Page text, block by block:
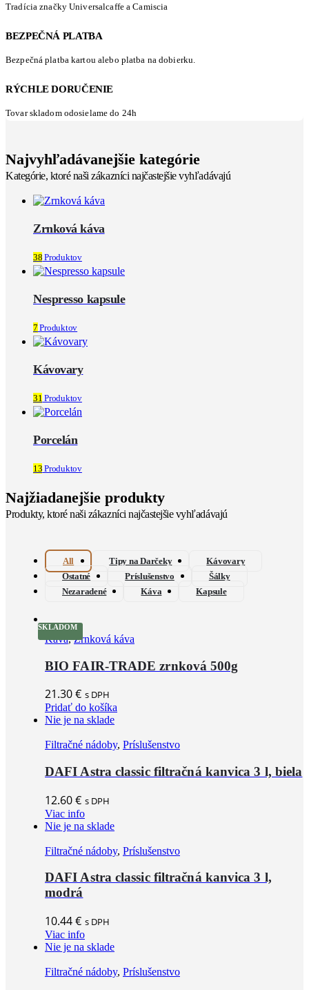
Tradícia značky Universalcaffe a Camiscia
BEZPEČNÁ PLATBA
Bezpečná platba kartou alebo platba na dobierku.
RÝCHLE DORUČENIE
Tovar skladom odosielame do 24h
Najvyhľadávanejšie kategórie
Kategórie, ktoré naši zákazníci najčastejšie vyhľadávajú
Zrnková káva
38 Produktov
Nespresso kapsule
7 Produktov
Kávovary
31 Produktov
Porcelán
13 Produktov
Najžiadanejšie produkty
Produkty, ktoré naši zákazníci najčastejšie vyhľadávajú
All Tipy na Darčeky
Kávovary
Ostatné
Príslušenstvo
Šálky
Nezaradené
Káva Kapsule
SKLADOM
Káva,Zrnková káva
BIO FAIR-TRADE zrnková 500g
21.30€ s DPH
Pridať do košíka
Nie je na sklade
Filtračné nádoby, Príslušenstvo
DAFI Astra classic filtračná kanvica 3 l, biela
12.60€ s DPH
Viac info
Nie je na sklade
Filtračné nádoby, Príslušenstvo
DAFI Astra classic filtračná kanvica 3 l,
modrá
10.44€ s DPH
Viac info
Nie je na sklade
Filtračné nádoby, Príslušenstvo